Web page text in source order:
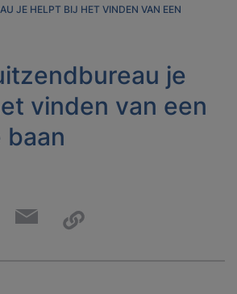
JE HELPT BIJ HET VINDEN VAN EEN
je
vinden van een
baan